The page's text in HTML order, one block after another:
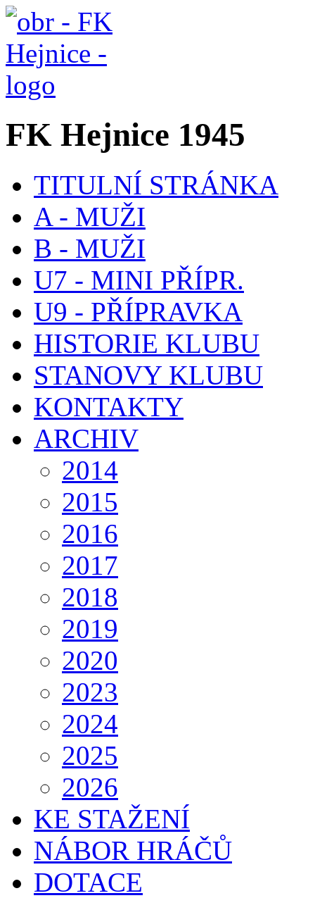
FK Hejnice 1945
TITULNÍ STRÁNKA
A - MUŽI
B - MUŽI
U7 - MINI PŘÍPR.
U9 - PŘÍPRAVKA
HISTORIE KLUBU
STANOVY KLUBU
KONTAKTY
ARCHIV
2014
2015
2016
2017
2018
2019
2020
2023
2024
2025
2026
KE STAŽENÍ
NÁBOR HRÁČŮ
DOTACE